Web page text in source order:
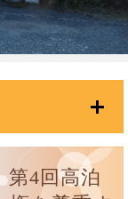
第4回高泊